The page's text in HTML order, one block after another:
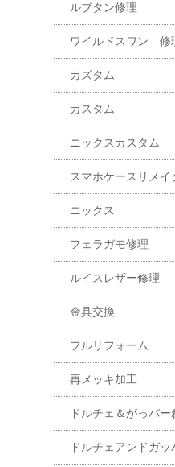
ルブタン修理
ワイルドスワン 修
カズタム
カスタム
ニックスカスタム
スマホケースリメイ
ニックス
フェラガモ修理
ルイスレザー修理
金具交換
フルリフォーム
再メッキ加工
ドルチェ＆がっバー
ドルチェアンドガッ